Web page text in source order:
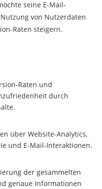
seine E-Mail-
von Nutzerdaten
Raten steigern.
Raten und
durch
über Website-Analytics,
und E-Mail-Interaktionen.
der gesammelten
genaue Informationen